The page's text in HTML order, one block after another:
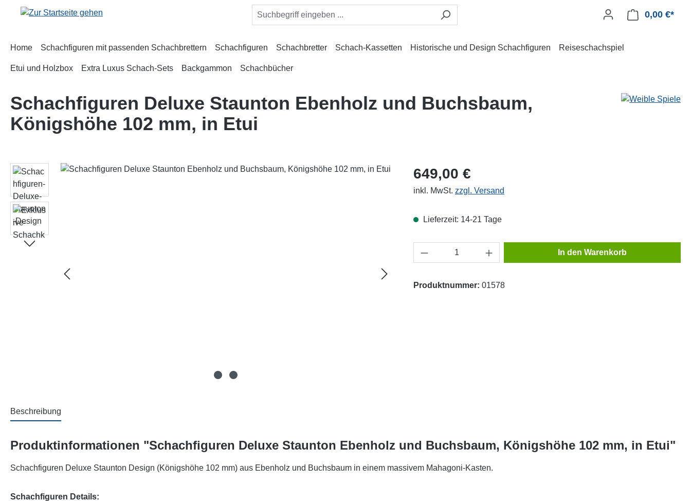
Hauptinhalt springen
Zur Suche springen
Zur Hauptnavigation springen 0,00 €*
Home Schachfiguren mit passenden Schachbrettern Schachfiguren Schachbretter Schach-Kassetten Historische und Design Schachfiguren Reiseschachspiel
Etui und Holzbox Extra Luxus Schach-Sets Backgammon Schachbücher
Schachfiguren Deluxe Staunton Ebenholz und Buchsbaum,
Königshöhe 102 mm, in Etui
Bildergalerie überspringen 649,00 €
inkl. MwSt. zzgl. Versand
Lieferzeit: 14-21 Tage
Produkt Anzahl: Gib den gewünschten Wert ein
In den Warenkorb
Produktnummer: 01578
Beschreibung
Produktinformationen "Schachfiguren Deluxe Staunton Ebenholz und Buchsbaum, Königshöhe 102 mm, in Etui"
Schachfiguren Deluxe Staunton Design (Königshöhe 102 mm) aus Ebenholz und Buchsbaum in einem massivem Mahagoni-Kasten.
Schachfiguren Details: